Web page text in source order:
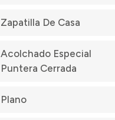
Zapatilla De Casa
Acolchado Especial
Puntera Cerrada
Plano